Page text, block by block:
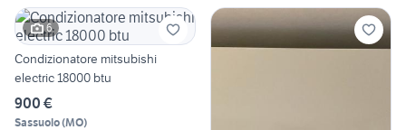
6
Condizionatore mitsubishi
electric 18000 btu
900 €
Sassuolo(MO)